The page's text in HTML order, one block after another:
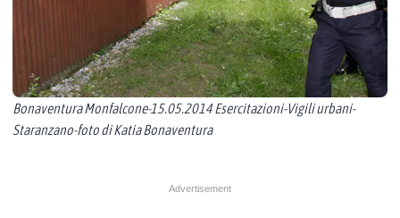
Bonaventura Monfalcone-15.05.2014 Esercitazioni-Vigili urbani-
Staranzano-foto di Katia Bonaventura